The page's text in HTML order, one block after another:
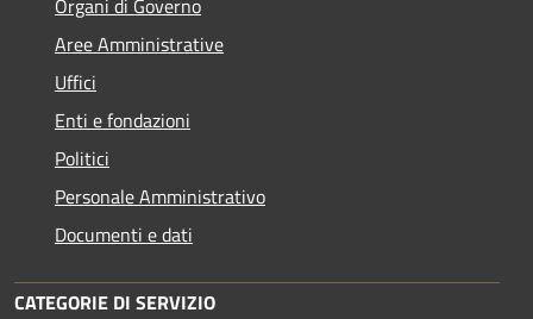
Organi di Governo
Aree Amministrative
Uffici
Enti e fondazioni
Politici
Personale Amministrativo
Documenti e dati
CATEGORIE DI SERVIZIO